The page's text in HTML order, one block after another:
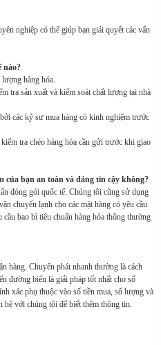
nghiệp có thể giúp bạn giải quyết các vấn
nào?
hàng hóa.
tra sản xuất và kiểm soát chất lượng tại nhà
các kỹ sư mua hàng có kinh nghiệm trước
tra chéo hàng hóa cần gửi trước khi giao
của bạn an toàn và đáng tin cậy không?
đóng gói quốc tế. Chúng tôi cũng sử dụng
chuyển lạnh cho các mặt hàng có yêu cầu
bao bì tiêu chuẩn hàng hóa thông thường
hàng. Chuyển phát nhanh thường là cách
đường biển là giải pháp tốt nhất cho số
xác phụ thuộc vào số tiền mua, số lượng và
với chúng tôi để biết thêm thông tin.